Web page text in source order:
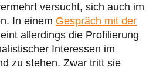
versucht, sich auch im
In einem Gespräch mit der
allerdings die Profilierung
Interessen im
zu stehen. Zwar tritt sie